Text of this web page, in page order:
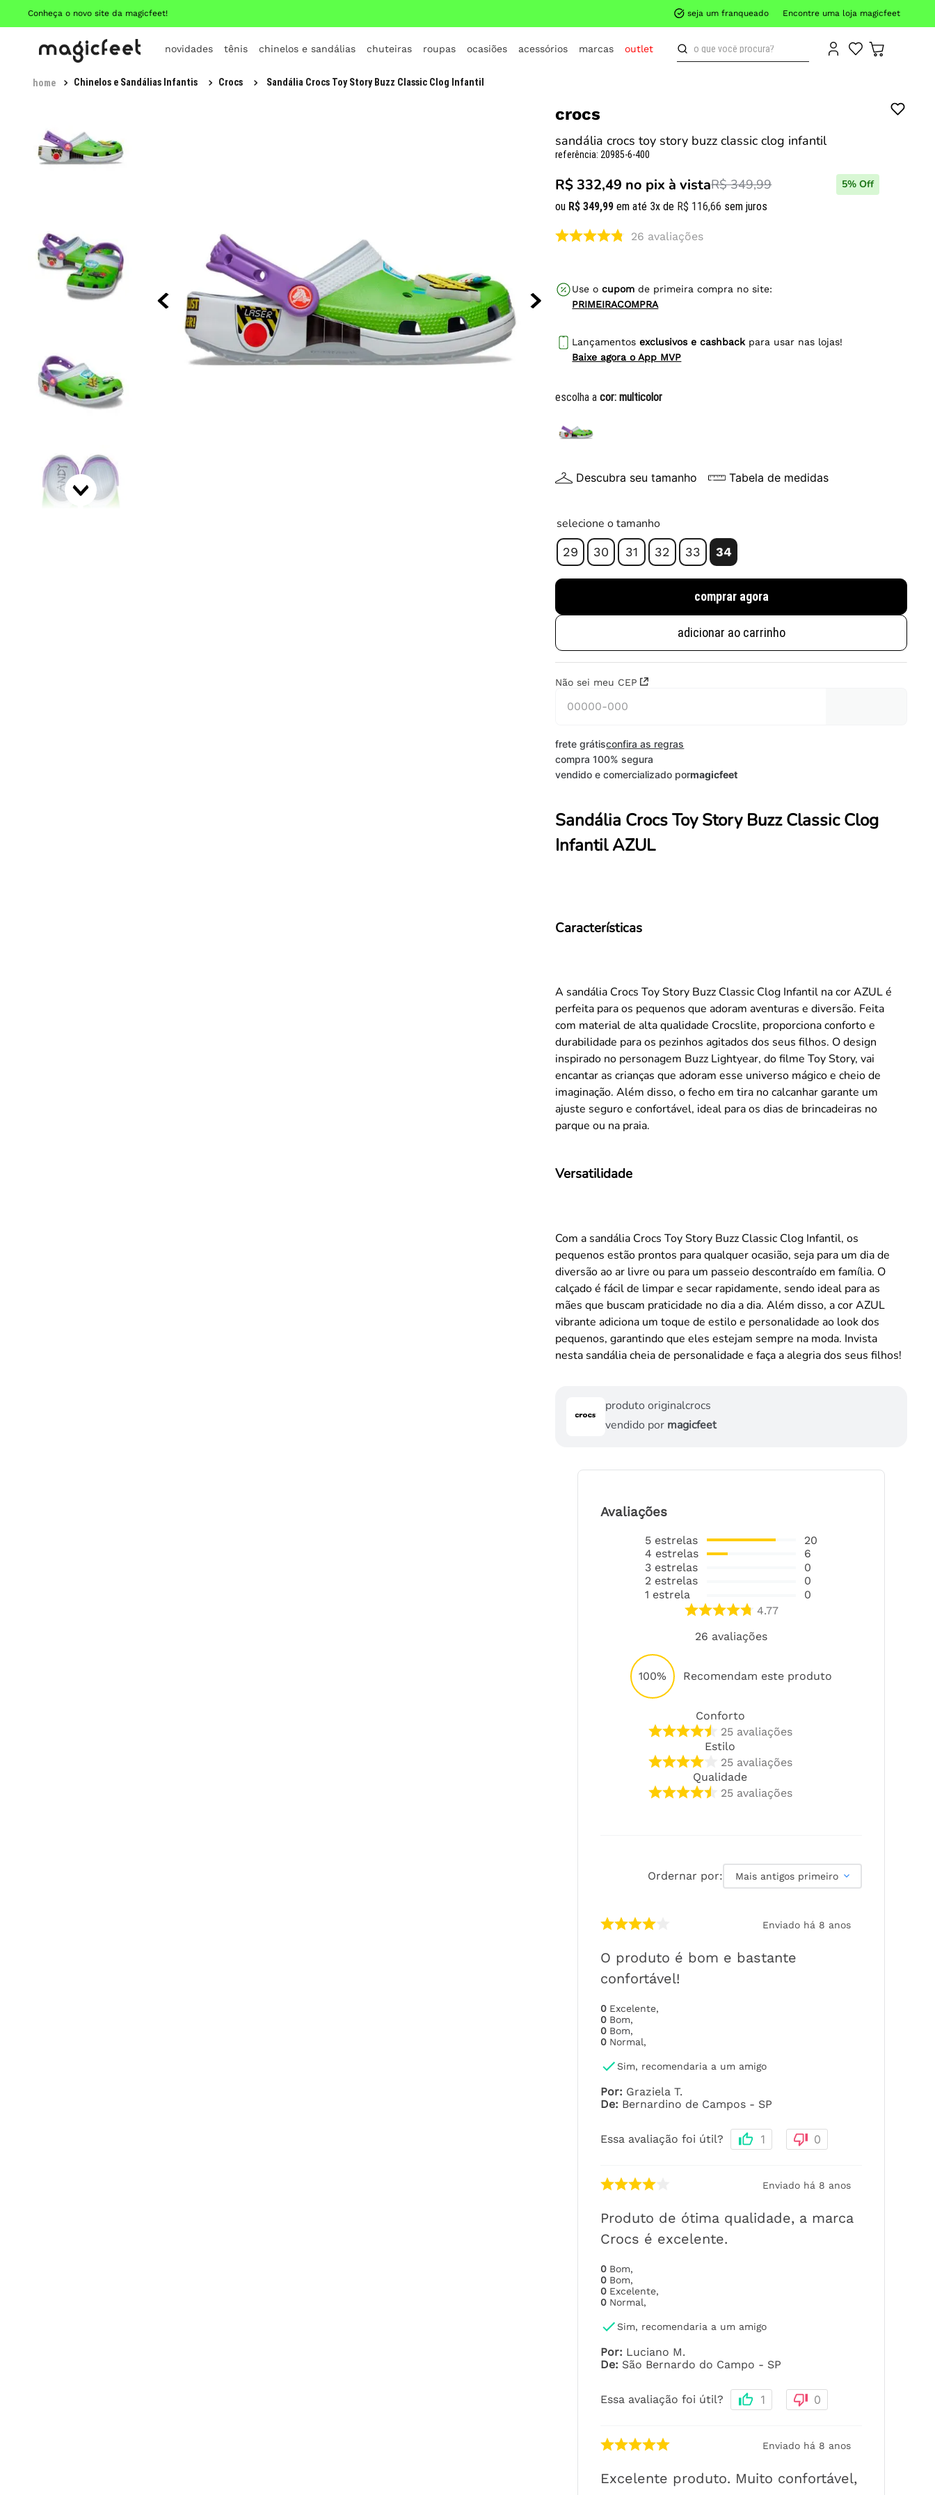
Conheça o novo site da magicfeet! seja um franqueado Encontre uma loja magicfeet
novidades tênis chinelos e sandálias chuteiras roupas ocasiões acessórios marcas outlet
o que você procura?
Chinelos e Sandálias Infantis Crocs Sandália Crocs Toy Story Buzz Classic Clog Infantil
crocs
sandália crocs toy story buzz classic clog infantil
referência: 20985-6-400
R$ 332,49 no pix à vistaR$ 349,99 5% Off
ou R$ 349,99 em até 3x de R$ 116,66 sem juros
26 avaliações
Use ocupom de primeira compra no site:
PRIMEIRACOMPRA
Lançamentosexclusivos e cashback para usar nas lojas!
Baixe agora o App MVP
escolha acor:multicolor
Descubra seu tamanho Tabela de medidas
selecione o tamanho
29 30 31 32 33 34
comprar agora
adicionar ao carrinho
Não sei meu CEP
frete grátisconfira as regras
compra 100% segura
vendido e comercializado pormagicfeet
Sandália Crocs Toy Story Buzz Classic Clog
Infantil AZUL
Características
A sandália Crocs Toy Story Buzz Classic Clog Infantil na cor AZUL é
perfeita para os pequenos que adoram aventuras e diversão. Feita
com material de alta qualidade Crocslite, proporciona conforto e
durabilidade para os pezinhos agitados dos seus filhos. O design
inspirado no personagem Buzz Lightyear, do filme Toy Story, vai
encantar as crianças que adoram esse universo mágico e cheio de
imaginação. Além disso, o fecho em tira no calcanhar garante um
ajuste seguro e confortável, ideal para os dias de brincadeiras no
parque ou na praia.
Versatilidade
Com a sandália Crocs Toy Story Buzz Classic Clog Infantil, os
pequenos estão prontos para qualquer ocasião, seja para um dia de
diversão ao ar livre ou para um passeio descontraído em família. O
calçado é fácil de limpar e secar rapidamente, sendo ideal para as
mães que buscam praticidade no dia a dia. Além disso, a cor AZUL
vibrante adiciona um toque de estilo e personalidade ao look dos
pequenos, garantindo que eles estejam sempre na moda. Invista
nesta sandália cheia de personalidade e faça a alegria dos seus filhos!
produto originalcrocs
vendido por magicfeet
Avaliações
5 estrelas
4 estrelas
3 estrelas
2 estrelas
1 estrela
20
6
0
0
0
4.77
26 avaliações
100% Recomendam este produto
Conforto
25 avaliações
Estilo
25 avaliações
Qualidade
25 avaliações
Ordernar por: Mais antigos primeiro
Enviado há 8 anos
O produto é bom e bastante
confortável!
0 Excelente,
0 Bom,
0 Bom,
0 Normal,
Sim, recomendaria a um amigo
Por: Graziela T.
De: Bernardino de Campos - SP
Essa avaliação foi útil? 1 0
Enviado há 8 anos
Produto de ótima qualidade, a marca
Crocs é excelente.
0 Bom,
0 Bom,
0 Excelente,
0 Normal,
Sim, recomendaria a um amigo
Por: Luciano M.
De: São Bernardo do Campo - SP
Essa avaliação foi útil? 1 0
Enviado há 8 anos
Excelente produto. Muito confortável,
TERMOS MAIS BUSCADOS
7º
º
vans
tênis infantil
10º chuteira